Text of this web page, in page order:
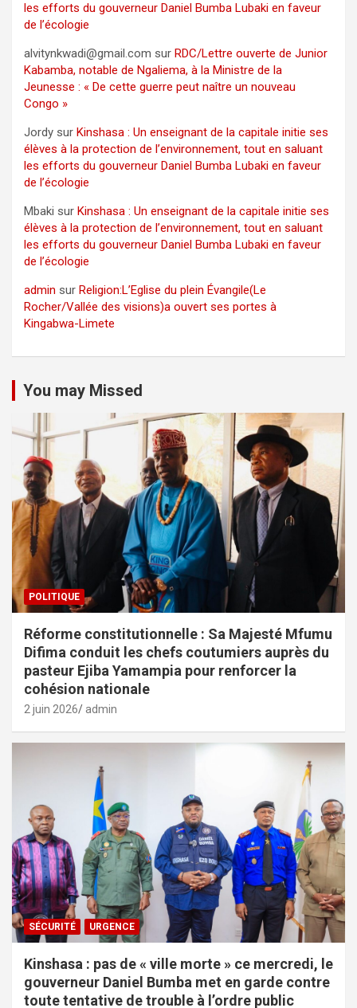
les efforts du gouverneur Daniel Bumba Lubaki en faveur
de l’écologie
alvitynkwadi@gmail.com sur RDC/Lettre ouverte de Junior
Kabamba, notable de Ngaliema, à la Ministre de la
Jeunesse : « De cette guerre peut naître un nouveau
Congo »
Jordy sur Kinshasa : Un enseignant de la capitale initie ses
élèves à la protection de l’environnement, tout en saluant
les efforts du gouverneur Daniel Bumba Lubaki en faveur
de l’écologie
Mbaki sur Kinshasa : Un enseignant de la capitale initie ses
élèves à la protection de l’environnement, tout en saluant
les efforts du gouverneur Daniel Bumba Lubaki en faveur
de l’écologie
admin sur Religion:L’Eglise du plein Évangile(Le
Rocher/Vallée des visions)a ouvert ses portes à
Kingabwa-Limete
You may Missed
POLITIQUE
Réforme constitutionnelle : Sa Majesté Mfumu
Difima conduit les chefs coutumiers auprès du
pasteur Ejiba Yamampia pour renforcer la
cohésion nationale
2 juin 2026 admin
SÉCURITÉ URGENCE
Kinshasa : pas de « ville morte » ce mercredi, le
gouverneur Daniel Bumba met en garde contre
toute tentative de trouble à l’ordre public